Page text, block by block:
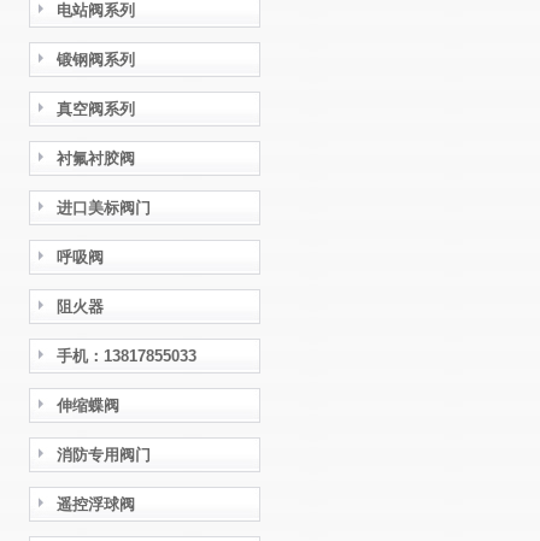
电站阀系列
锻钢阀系列
真空阀系列
衬氟衬胶阀
进口美标阀门
呼吸阀
阻火器
手机：13817855033
伸缩蝶阀
消防专用阀门
遥控浮球阀